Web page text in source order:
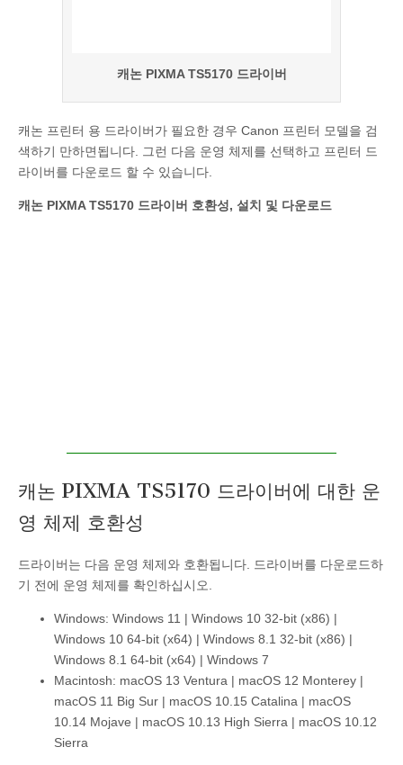
캐논 PIXMA TS5170 드라이버
캐논 프린터 용 드라이버가 필요한 경우 Canon 프린터 모델을 검
색하기 만하면됩니다. 그런 다음 운영 체제를 선택하고 프린터 드
라이버를 다운로드 할 수 있습니다.
캐논 PIXMA TS5170 드라이버 호환성, 설치 및 다운로드
캐논 PIXMA TS5170 드라이버에 대한 운
영 체제 호환성
드라이버는 다음 운영 체제와 호환됩니다. 드라이버를 다운로드하
기 전에 운영 체제를 확인하십시오.
Windows: Windows 11 | Windows 10 32-bit (x86) |
Windows 10 64-bit (x64) | Windows 8.1 32-bit (x86) |
Windows 8.1 64-bit (x64) | Windows 7
Macintosh: macOS 13 Ventura | macOS 12 Monterey |
macOS 11 Big Sur | macOS 10.15 Catalina | macOS
10.14 Mojave | macOS 10.13 High Sierra | macOS 10.12
Sierra